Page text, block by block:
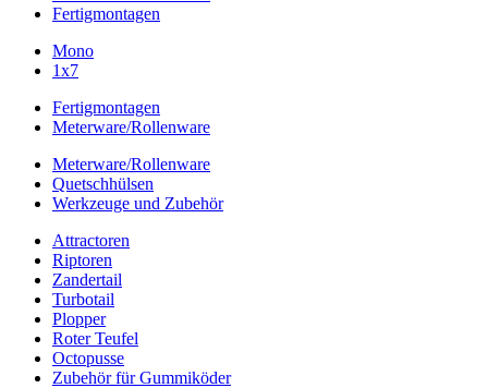
Fertigmontagen
Mono
1x7
Fertigmontagen
Meterware/Rollenware
Meterware/Rollenware
Quetschhülsen
Werkzeuge und Zubehör
Attractoren
Riptoren
Zandertail
Turbotail
Plopper
Roter Teufel
Octopusse
Zubehör für Gummiköder